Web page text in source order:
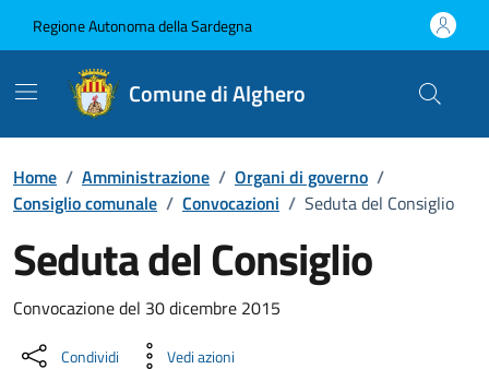
Regione Autonoma della Sardegna
Comune di Alghero
Home / Amministrazione / Organi di governo /
Consiglio comunale / Convocazioni / Seduta del Consiglio
Seduta del Consiglio
???portal.DettaglioConvocazione???
Convocazione del 30 dicembre 2015
Condividi Vedi azioni